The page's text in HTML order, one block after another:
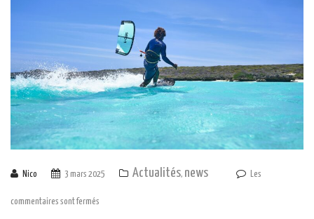
Nico 3 mars 2025 Actualités, news Les
commentaires sont fermés